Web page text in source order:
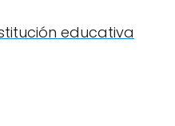
educativa